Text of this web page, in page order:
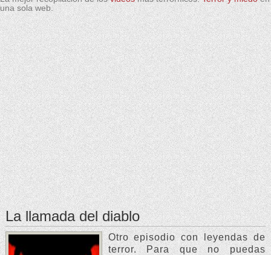
una sola web.
La llamada del diablo
Otro episodio con leyendas de
terror. Para que no puedas